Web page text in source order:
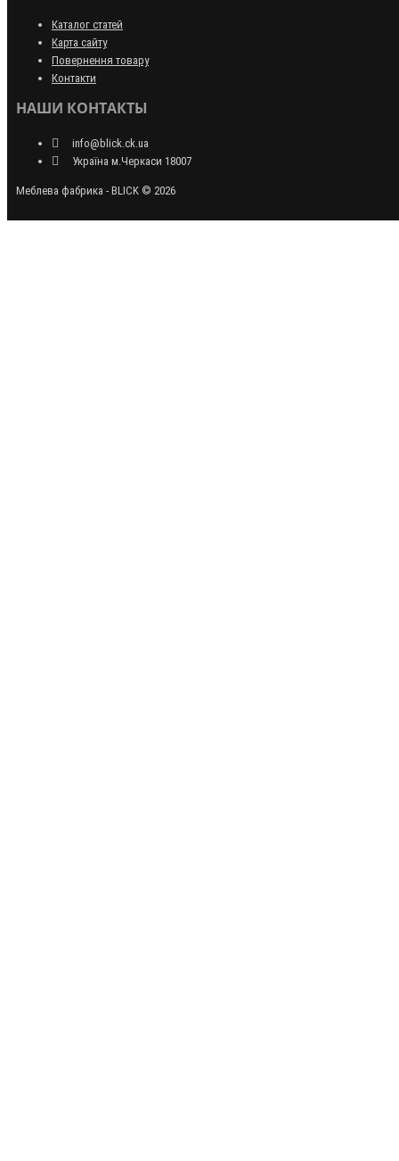
Каталог статей
Карта сайту
Повернення товару
Контакти
НАШИ КОНТАКТЫ
info@blick.ck.ua
Україна м.Черкаси 18007
Меблева фабрика - BLICK © 2026